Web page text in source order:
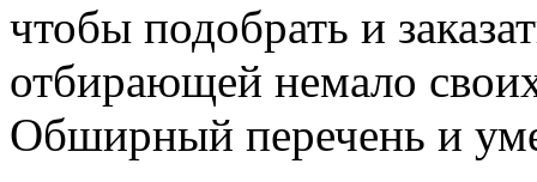
чтобы подобрать и
отбирающей немало
Обширный перечень и